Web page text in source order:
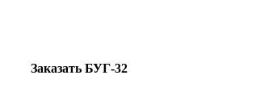
Заказать БУГ-32